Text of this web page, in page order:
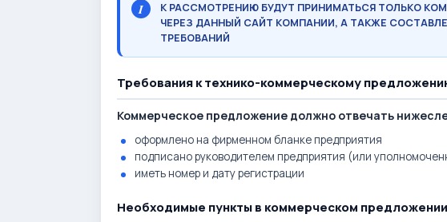
К РАССМОТРЕНИЮ БУДУТ ПРИНИМАТЬСЯ ТОЛЬКО
ЧЕРЕЗ ДАННЫЙ САЙТ КОМПАНИИ, А ТАКЖЕ
ТРЕБОВАНИЙ
Требования к технико-коммерческому
Коммерческое предложение должно отвечать
оформлено на фирменном бланке предприятия
подписано руководителем предприятия (или
иметь номер и дату регистрации
Необходимые пункты в коммерческом предложении